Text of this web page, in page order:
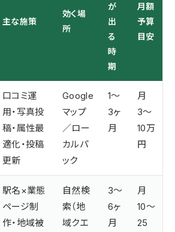
主な施策
効く場
所
が
出
る
時
期
月額
予算
目安
口コミ運
用・写真投
稿・属性最
適化・投稿
更新
Google
マップ
／ロー
カルパ
ック
1〜
3ヶ
月
月
3〜
10万
円
駅名×業態
ページ制
作・地域被
自然検
索（地
域クエ
3〜
6ヶ
月
月
10〜
25